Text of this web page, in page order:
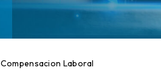
Compensacion Laboral